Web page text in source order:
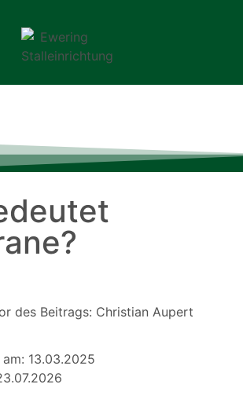
des Beitrags: Christian Aupert
13.03.2025